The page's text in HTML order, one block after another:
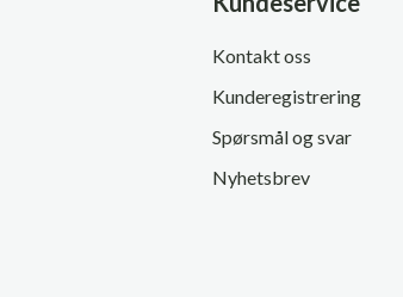
Kontakt oss
Kunderegistrering
Spørsmål og svar
Nyhetsbrev